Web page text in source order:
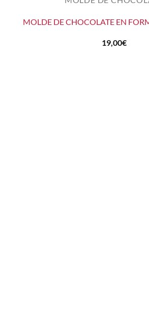
MOLDE DE CHOCOLATE EN
19,00€